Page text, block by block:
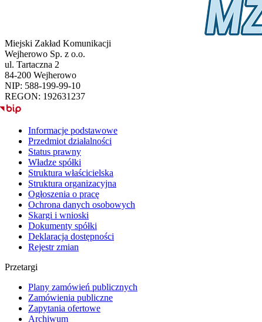
Miejski Zakład Komunikacji
Wejherowo Sp. z o.o.
ul. Tartaczna 2
84-200 Wejherowo
NIP: 588-199-99-10
REGON: 192631237
Informacje podstawowe
Przedmiot działalności
Status prawny
Władze spółki
Struktura właścicielska
Struktura organizacyjna
Ogłoszenia o pracę
Ochrona danych osobowych
Skargi i wnioski
Dokumenty spółki
Deklaracja dostępności
Rejestr zmian
Przetargi
Plany zamówień publicznych
Zamówienia publiczne
Zapytania ofertowe
Archiwum